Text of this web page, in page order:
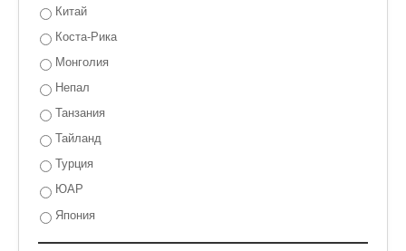
Китай
Коста-Рика
Монголия
Непал
Танзания
Тайланд
Турция
ЮАР
Япония